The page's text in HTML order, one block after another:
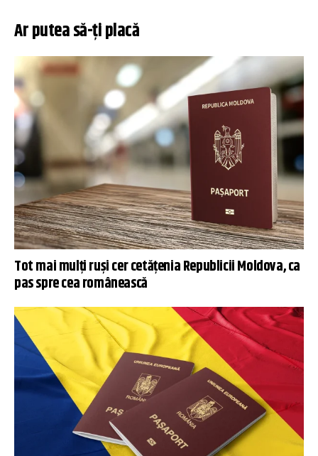
Ar putea să-ți placă
Tot mai mulți ruși cer cetățenia Republicii Moldova, ca
pas spre cea românească